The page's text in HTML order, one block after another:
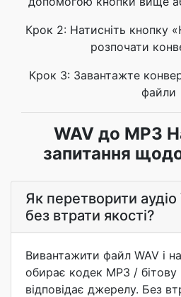
Крок 2: Натисніть кнопку
розпочати
Крок 3: Завантажте
файли
WAV до MP3
запитання
Як перетворити
без втрати якості?
Вивантажити файл WAV і
обирає кодек MP3 /
відповідає джерелу. Без